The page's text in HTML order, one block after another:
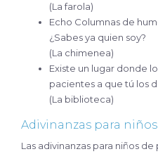
(La farola)
Echo Columnas de
¿Sabes ya quien soy?
(La chimenea)
Existe un lugar donde
pacientes a que tú los
(La biblioteca)
Adivinanzas para
Las adivinanzas para niños